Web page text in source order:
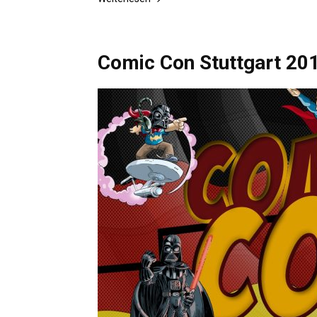
Comic Con Stuttgart